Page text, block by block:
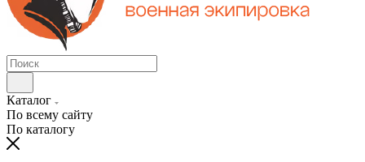
Каталог
По всему сайту
По каталогу